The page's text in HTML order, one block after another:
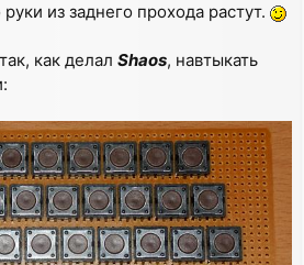
из заднего прохода растут.
как делал Shaos, навтыкать